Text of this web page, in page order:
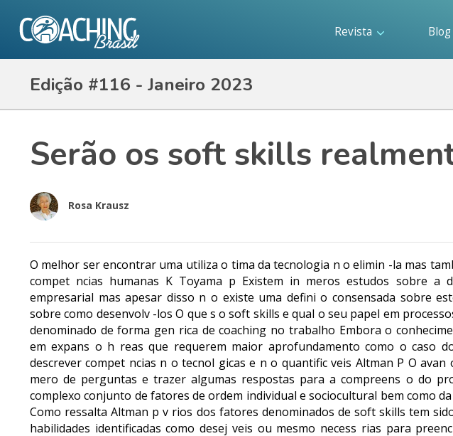
Revista Blog
Edição #116 - Janeiro 2023
Serão os soft skills
Rosa Krausz
O melhor ser encontrar uma utiliza o tima da tecnologia n o elimin -la mas
compet ncias humanas K Toyama p Existem in meros estudos sobre a
empresarial mas apesar disso n o existe uma defini o consensada sobre
sobre como desenvolv -los O que s o soft skills e qual o seu papel em
denominado de forma gen rica de coaching no trabalho Embora o
em expans o h reas que requerem maior aprofundamento como o caso
descrever compet ncias n o tecnol gicas e n o quantific veis Altman P O
mero de perguntas e trazer algumas respostas para a compreens o do
complexo conjunto de fatores de ordem individual e sociocultural bem como
Como ressalta Altman p v rios dos fatores denominados de soft skills tem
habilidades identificadas como desej veis ou mesmo necess rias para